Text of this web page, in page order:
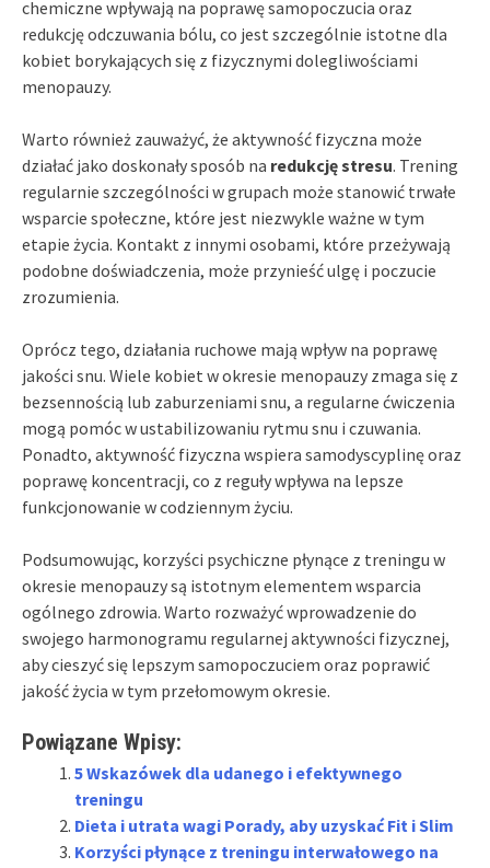
chemiczne wpływają na poprawę samopoczucia oraz
redukcję odczuwania bólu, co jest szczególnie istotne dla
kobiet borykających się z fizycznymi dolegliwościami
menopauzy.
Warto również zauważyć, że aktywność fizyczna może
działać jako doskonały sposób na redukcję stresu. Trening
regularnie szczególności w grupach może stanowić trwałe
wsparcie społeczne, które jest niezwykle ważne w tym
etapie życia. Kontakt z innymi osobami, które przeżywają
podobne doświadczenia, może przynieść ulgę i poczucie
zrozumienia.
Oprócz tego, działania ruchowe mają wpływ na poprawę
jakości snu. Wiele kobiet w okresie menopauzy zmaga się z
bezsennością lub zaburzeniami snu, a regularne ćwiczenia
mogą pomóc w ustabilizowaniu rytmu snu i czuwania.
Ponadto, aktywność fizyczna wspiera samodyscyplinę oraz
poprawę koncentracji, co z reguły wpływa na lepsze
funkcjonowanie w codziennym życiu.
Podsumowując, korzyści psychiczne płynące z treningu w
okresie menopauzy są istotnym elementem wsparcia
ogólnego zdrowia. Warto rozważyć wprowadzenie do
swojego harmonogramu regularnej aktywności fizycznej,
aby cieszyć się lepszym samopoczuciem oraz poprawić
jakość życia w tym przełomowym okresie.
Powiązane Wpisy:
5 Wskazówek dla udanego i efektywnego
treningu
Dieta i utrata wagi Porady, aby uzyskać Fit i Slim
Korzyści płynące z treningu interwałowego na